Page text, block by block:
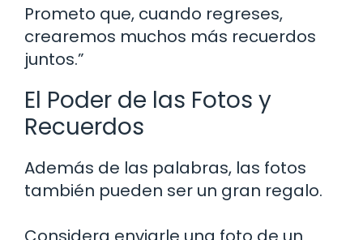
Prometo que, cuando regreses,
crearemos muchos más recuerdos
juntos.”
El Poder de las Fotos y
Recuerdos
Además de las palabras, las fotos
también pueden ser un gran regalo.